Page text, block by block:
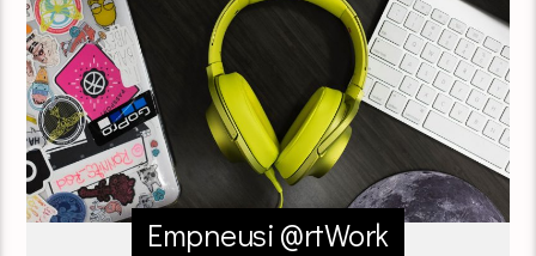
Empneusi @rtWork